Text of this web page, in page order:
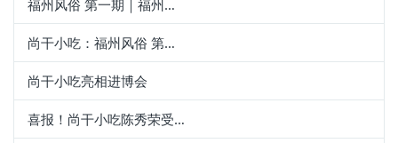
福州风俗 第一期｜福州…
尚干小吃：福州风俗 第…
尚干小吃亮相进博会
喜报！尚干小吃陈秀荣受…